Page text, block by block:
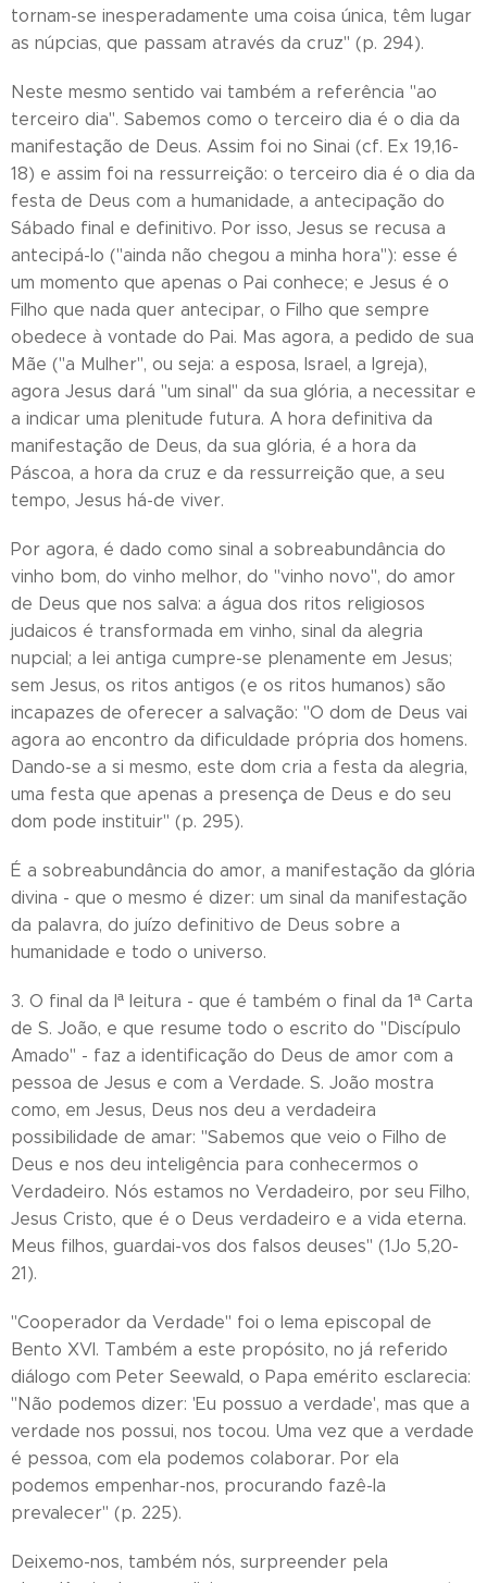
tornam-se inesperadamente uma coisa única, têm lugar
as núpcias, que passam através da cruz" (p. 294).
Neste mesmo sentido vai também a referência "ao
terceiro dia". Sabemos como o terceiro dia é o dia da
manifestação de Deus. Assim foi no Sinai (cf. Ex 19,16-
18) e assim foi na ressurreição: o terceiro dia é o dia da
festa de Deus com a humanidade, a antecipação do
Sábado final e definitivo. Por isso, Jesus se recusa a
antecipá-lo ("ainda não chegou a minha hora"): esse é
um momento que apenas o Pai conhece; e Jesus é o
Filho que nada quer antecipar, o Filho que sempre
obedece à vontade do Pai. Mas agora, a pedido de sua
Mãe ("a Mulher", ou seja: a esposa, Israel, a Igreja),
agora Jesus dará "um sinal" da sua glória, a necessitar e
a indicar uma plenitude futura. A hora definitiva da
manifestação de Deus, da sua glória, é a hora da
Páscoa, a hora da cruz e da ressurreição que, a seu
tempo, Jesus há-de viver.
Por agora, é dado como sinal a sobreabundância do
vinho bom, do vinho melhor, do "vinho novo", do amor
de Deus que nos salva: a água dos ritos religiosos
judaicos é transformada em vinho, sinal da alegria
nupcial; a lei antiga cumpre-se plenamente em Jesus;
sem Jesus, os ritos antigos (e os ritos humanos) são
incapazes de oferecer a salvação: "O dom de Deus vai
agora ao encontro da dificuldade própria dos homens.
Dando-se a si mesmo, este dom cria a festa da alegria,
uma festa que apenas a presença de Deus e do seu
dom pode instituir" (p. 295).
É a sobreabundância do amor, a manifestação da glória
divina - que o mesmo é dizer: um sinal da manifestação
da palavra, do juízo definitivo de Deus sobre a
humanidade e todo o universo.
3. O final da Iª leitura - que é também o final da 1ª Carta
de S. João, e que resume todo o escrito do "Discípulo
Amado" - faz a identificação do Deus de amor com a
pessoa de Jesus e com a Verdade. S. João mostra
como, em Jesus, Deus nos deu a verdadeira
possibilidade de amar: "Sabemos que veio o Filho de
Deus e nos deu inteligência para conhecermos o
Verdadeiro. Nós estamos no Verdadeiro, por seu Filho,
Jesus Cristo, que é o Deus verdadeiro e a vida eterna.
Meus filhos, guardai-vos dos falsos deuses" (1Jo 5,20-
21).
"Cooperador da Verdade" foi o lema episcopal de
Bento XVI. Também a este propósito, no já referido
diálogo com Peter Seewald, o Papa emérito esclarecia:
"Não podemos dizer: 'Eu possuo a verdade', mas que a
verdade nos possui, nos tocou. Uma vez que a verdade
é pessoa, com ela podemos colaborar. Por ela
podemos empenhar-nos, procurando fazê-la
prevalecer" (p. 225).
Deixemo-nos, também nós, surpreender pela